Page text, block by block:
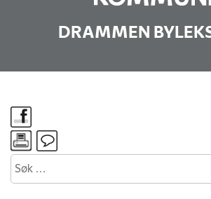
DRAMMEN